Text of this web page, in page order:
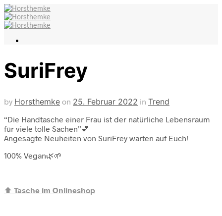
SuriFrey
by Horsthemke on 25. Februar 2022 in Trend
“Die Handtasche einer Frau ist der natürliche Lebensraum
für viele tolle Sachen”💕
Angesagte Neuheiten von SuriFrey warten auf Euch!
100% Vegan🌿🌱
⬆️ Tasche im Onlineshop